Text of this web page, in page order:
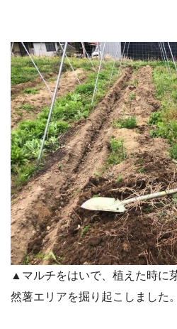
▲マルチをはいで、植えた時に
然薯エリアを掘り起こしました